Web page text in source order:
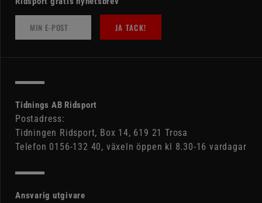
JA TACK!
Tidnings AB Ridsport
Postadress:
Tidningen Ridsport, Box 14, 619 21 Trosa
Telefon 0156-132 40, växeln öppen kl 8.30-16 vardagar
Ansvarig utgivare